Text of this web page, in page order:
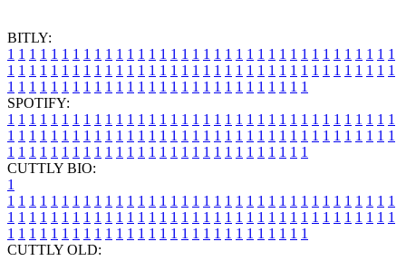
BITLY:
1 1 1 1 1 1 1 1 1 1 1 1 1 1 1 1 1 1 1 1 1 1 1 1 1 1 1 1 1 1 1 1 1 1 1 1
1 1 1 1 1 1 1 1 1 1 1 1 1 1 1 1 1 1 1 1 1 1 1 1 1 1 1 1 1 1 1 1 1 1 1 1
1 1 1 1 1 1 1 1 1 1 1 1 1 1 1 1 1 1 1 1 1 1 1 1 1 1 1 1
SPOTIFY:
1 1 1 1 1 1 1 1 1 1 1 1 1 1 1 1 1 1 1 1 1 1 1 1 1 1 1 1 1 1 1 1 1 1 1 1
1 1 1 1 1 1 1 1 1 1 1 1 1 1 1 1 1 1 1 1 1 1 1 1 1 1 1 1 1 1 1 1 1 1 1 1
1 1 1 1 1 1 1 1 1 1 1 1 1 1 1 1 1 1 1 1 1 1 1 1 1 1 1 1
CUTTLY BIO:
1
1 1 1 1 1 1 1 1 1 1 1 1 1 1 1 1 1 1 1 1 1 1 1 1 1 1 1 1 1 1 1 1 1 1 1 1
1 1 1 1 1 1 1 1 1 1 1 1 1 1 1 1 1 1 1 1 1 1 1 1 1 1 1 1 1 1 1 1 1 1 1 1
1 1 1 1 1 1 1 1 1 1 1 1 1 1 1 1 1 1 1 1 1 1 1 1 1 1 1 1
CUTTLY OLD: